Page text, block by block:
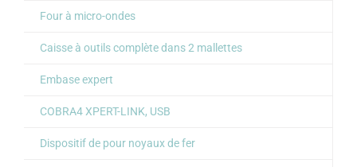
Four à micro-ondes
Caisse à outils complète dans 2 mallettes
Embase expert
COBRA4 XPERT-LINK, USB
Dispositif de pour noyaux de fer